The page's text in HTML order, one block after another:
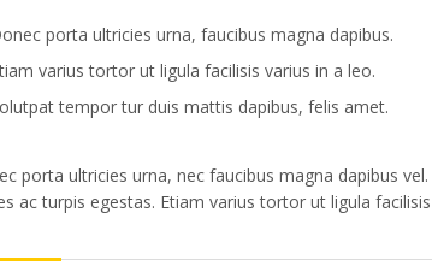
porta ultricies urna, faucibus magna dapibus.
varius tortor ut ligula facilisis varius in a leo.
tempor tur duis mattis dapibus, felis amet.
porta ultricies urna, nec faucibus magna dapibus
ac turpis egestas. Etiam varius tortor ut ligula